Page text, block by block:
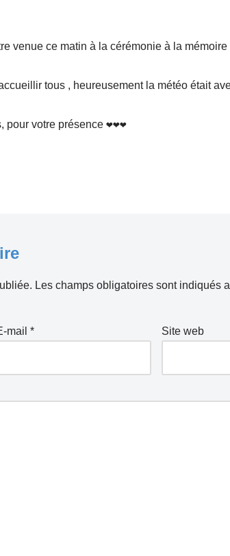
venue ce matin à la cérémonie à la
tous , heureusement la météo était
pour votre présence ❤️❤️❤️
Les champs obligatoires sont indiqués
mail* Site web